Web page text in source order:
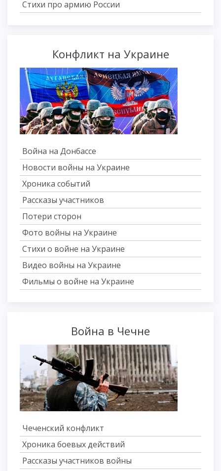
Стихи про армию России
Конфликт на Украине
Война на Донбассе
Новости войны на Украине
Хроника событий
Рассказы участников
Потери сторон
Фото войны на Украине
Стихи о войне на Украине
Видео войны на Украине
Фильмы о войне на Украине
Война в Чечне
Чеченский конфликт
Хроника боевых действий
Рассказы участников войны